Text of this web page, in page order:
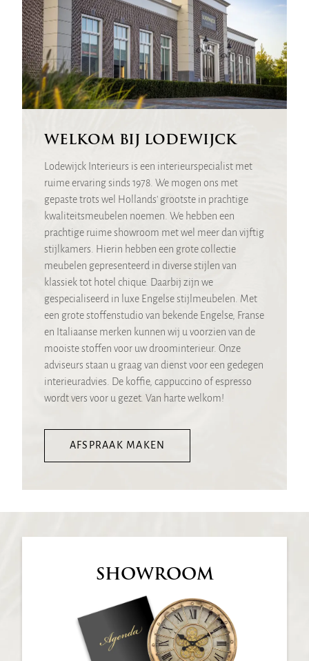
WELKOM BIJ LODEWIJCK
Lodewijck Interieurs is een interieurspecialist met
ruime ervaring sinds 1978. We mogen ons met
gepaste trots wel Hollands' grootste in prachtige
kwaliteitsmeubelen noemen. We hebben een
prachtige ruime showroom met wel meer dan vijftig
stijlkamers. Hierin hebben een grote collectie
meubelen gepresenteerd in diverse stijlen van
klassiek tot hotel chique. Daarbij zijn we
gespecialiseerd in luxe Engelse stijlmeubelen. Met
een grote stoffenstudio van bekende Engelse, Franse
en Italiaanse merken kunnen wij u voorzien van de
mooiste stoffen voor uw droominterieur. Onze
adviseurs staan u graag van dienst voor een gedegen
interieuradvies. De koffie, cappuccino of espresso
wordt vers voor u gezet. Van harte welkom!
AFSPRAAK MAKEN
SHOWROOM